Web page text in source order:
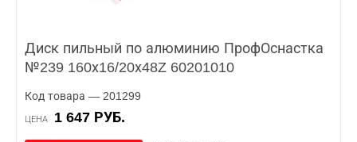
Диск пильный по алюминию ПрофОснастка
№239 160х16/20х48Z 60201010
Код товара — 201299
ЦЕНА 1 647 РУБ.